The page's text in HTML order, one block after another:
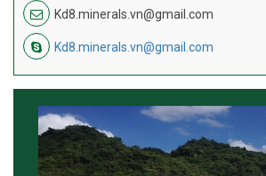
Kd8.minerals.vn@gmail.com
Kd8.minerals.vn@gmail.com